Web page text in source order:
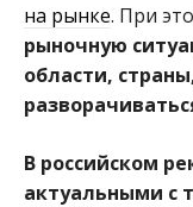
на рынке. При
рыночную
области,
В российском
актуальными с